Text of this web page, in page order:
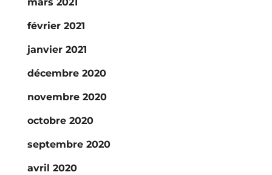
mars 2021
février 2021
janvier 2021
décembre 2020
novembre 2020
octobre 2020
septembre 2020
avril 2020